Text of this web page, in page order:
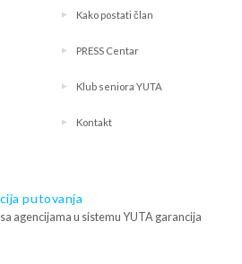
Kako postati član
PRESS Centar
Klub seniora YUTA
Kontakt
putovanja
agencijama u sistemu YUTA garancija